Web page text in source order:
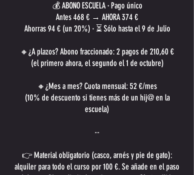
💰 ABONO ESCUELA · Pago único
Antes 468 € → AHORA 374 €
Ahorras 94 € (un 20%) · ⏳ Sólo hasta el 9 de Julio
🔸¿A plazos? Abono fraccionado: 2 pagos de 210,60 €
(el primero ahora, el segundo el 1 de octubre)
🔸¿Mes a mes? Cuota mensual: 52 €/mes
(10% de descuento si tienes más de un hij@ en la
escuela)
--
👉 Material obligatorio (casco, arnés y pie de gato):
alquiler para todo el curso por 100 €. Se añade en el paso